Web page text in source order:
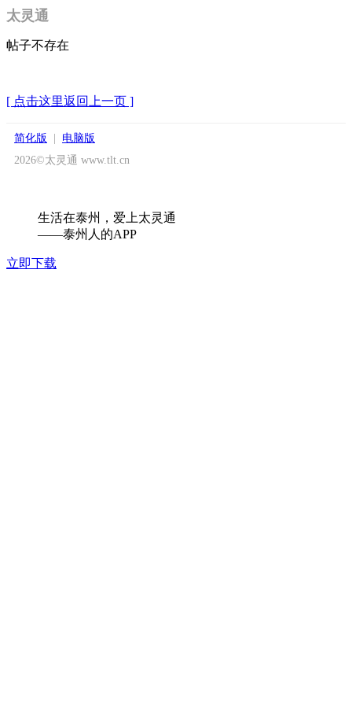
太灵通
帖子不存在
[ 点击这里返回上一页 ]
简化版
电脑版
2026©太灵通 www.tlt.cn
生活在泰州，爱上太灵通
——泰州人的APP
立即下载